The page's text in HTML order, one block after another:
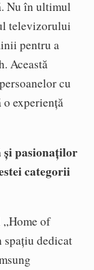
Nu în ultimul
televizorului
pentru a
Această
cu
experiență
și pasionaților
categorii
„Home of
spațiu dedicat